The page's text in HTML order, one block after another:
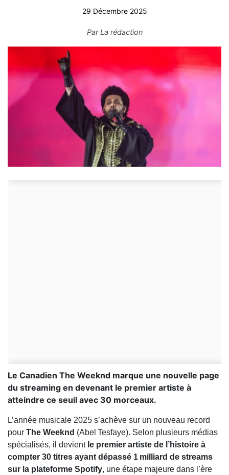
29 Décembre 2025
ParLa rédaction
Le Canadien The Weeknd marque une nouvelle page
du streaming en devenant le premier artiste à
atteindre ce seuil avec 30 morceaux.
L’année musicale 2025 s’achève sur un nouveau record
pour The Weeknd (Abel Tesfaye). Selon plusieurs médias
spécialisés, il devient le premier artiste de l’histoire à
compter 30 titres ayant dépassé 1 milliard de streams
sur la plateforme Spotify, une étape majeure dans l’ère